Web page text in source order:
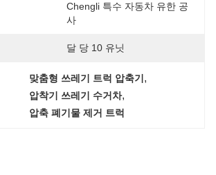
Chengli 특수 자동차 유한 공
사
달 당 10 유닛
맞춤형 쓰레기 트럭 압축기 ,
압착기 쓰레기 수거차,
압축 폐기물 제거 트럭